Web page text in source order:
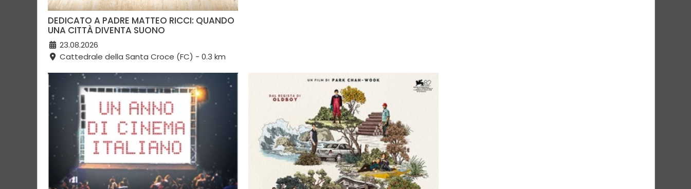
DEDICATO A PADRE MATTEO RICCI: QUANDO
UNA CITTÀ DIVENTA SUONO
23.08.2026
Cattedrale della Santa Croce (FC) - 0.3 km